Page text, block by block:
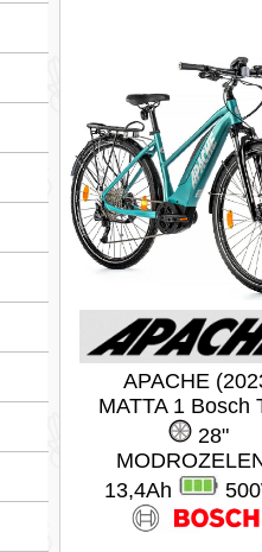
APACHE
MATTA 1 Bosch
28"
13,4Ah